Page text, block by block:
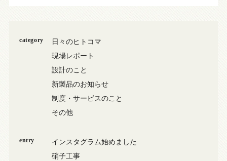
category
日々のヒトコマ
現場レポート
設計のこと
新製品のお知らせ
制度・サービスのこと
その他
entry
インスタグラム始めました
硝子工事